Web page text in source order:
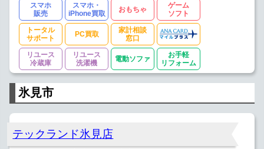
スマホ
販売
スマホ・
iPhone買取
おもちゃ
ゲーム
ソフト
トータル
サポート
PC買取
家計相談
窓口
リユース
冷蔵庫
リユース
洗濯機
電動ソファ
お手軽
リフォーム
氷見市
テックランド氷見店